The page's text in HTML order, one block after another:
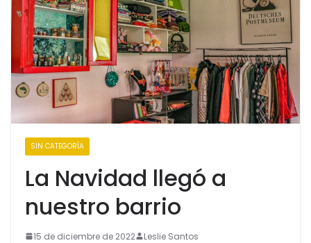
SIN CATEGORÍA
La Navidad llegó a
nuestro barrio
15 de diciembre de 2022 Leslie Santos